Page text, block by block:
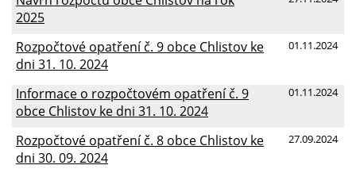
2025
01.11.2024
Rozpočtové opatření č. 9 obce Chlistov ke
dni 31. 10. 2024
01.11.2024
Informace o rozpočtovém opatření č. 9
obce Chlistov ke dni 31. 10. 2024
27.09.2024
Rozpočtové opatření č. 8 obce Chlistov ke
dni 30. 09. 2024